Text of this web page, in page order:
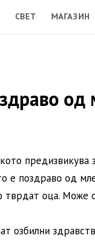
СВЕТ МАГАЗИН
од
е поздраво од
тврдат оца. Може
озбилни